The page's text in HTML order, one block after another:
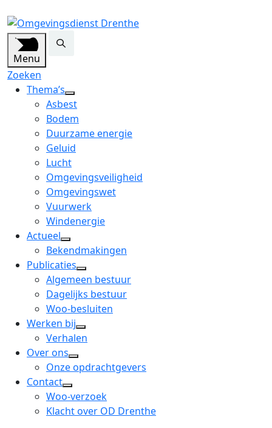
Menu
Zoeken
Thema’s
open
dropdown
menu
Asbest
Bodem
Duurzame energie
Geluid
Lucht
Omgevingsveiligheid
Omgevingswet
Vuurwerk
Windenergie
Actueel
open
dropdown
menu
Bekendmakingen
Publicaties
open
dropdown
menu
Algemeen bestuur
Dagelijks bestuur
Woo-besluiten
Werken bij
open
menu
Verhalen
Over ons
open
dropdown
menu
Onze opdrachtgevers
Contact
open
dropdown
Woo-verzoek
Klacht over OD Drenthe